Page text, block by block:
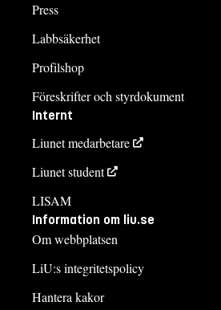
Press
Labbsäkerhet
Profilshop
Föreskrifter och styrdokument
Internt
Liunet medarbetare
Liunet student
LISAM
Information om liu.se
Om webbplatsen
LiU:s integritetspolicy
Hantera kakor